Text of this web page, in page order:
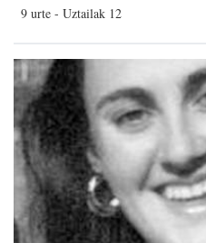
9 urte - Uztailak 12